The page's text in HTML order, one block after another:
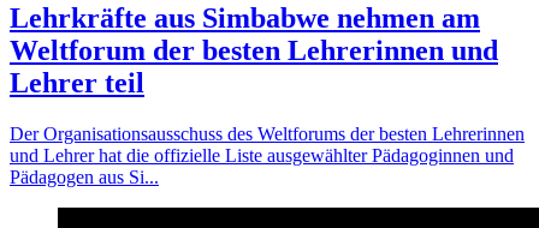
Lehrkräfte aus Simbabwe nehmen am
Weltforum der besten Lehrerinnen und
Lehrer teil
Der Organisationsausschuss des Weltforums der besten Lehrerinnen
und Lehrer hat die offizielle Liste ausgewählter Pädagoginnen und
Pädagogen aus Si...